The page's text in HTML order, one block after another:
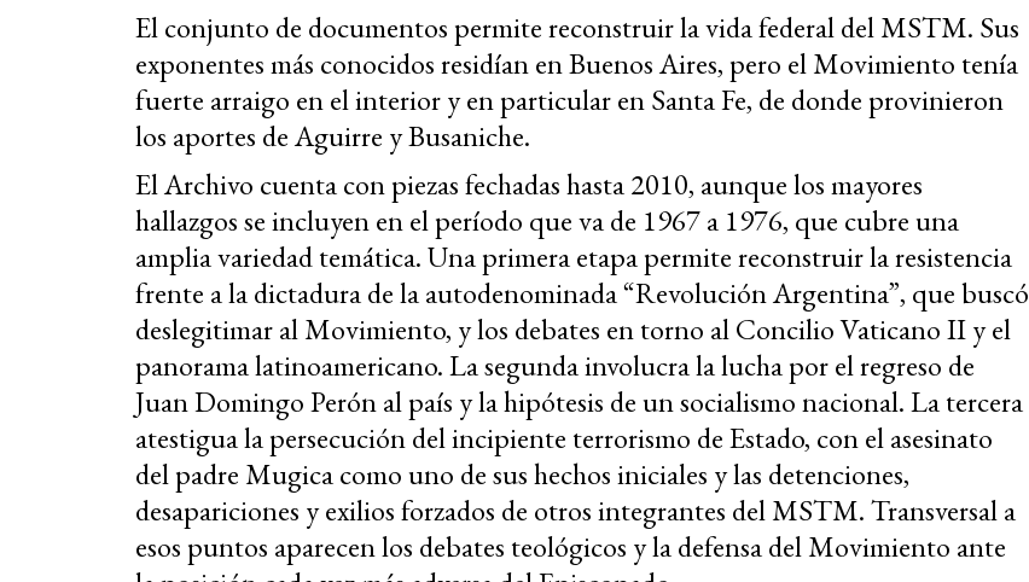
El conjunto de documentos permite reconstruir la vida federal del MSTM. Sus
exponentes más conocidos residían en Buenos Aires, pero el Movimiento tenía
fuerte arraigo en el interior y en particular en Santa Fe, de donde provinieron
los aportes de Aguirre y Busaniche.
El Archivo cuenta con piezas fechadas hasta 2010, aunque los mayores
hallazgos se incluyen en el período que va de 1967 a 1976, que cubre una
amplia variedad temática. Una primera etapa permite reconstruir la resistencia
frente a la dictadura de la autodenominada “Revolución Argentina”, que buscó
deslegitimar al Movimiento, y los debates en torno al Concilio Vaticano II y el
panorama latinoamericano. La segunda involucra la lucha por el regreso de
Juan Domingo Perón al país y la hipótesis de un socialismo nacional. La tercera
atestigua la persecución del incipiente terrorismo de Estado, con el asesinato
del padre Mugica como uno de sus hechos iniciales y las detenciones,
desapariciones y exilios forzados de otros integrantes del MSTM. Transversal a
esos puntos aparecen los debates teológicos y la defensa del Movimiento ante